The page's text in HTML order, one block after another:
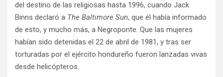
del destino de las religiosas hasta 1996, cuando Jack
Binns declaró a The Baltimore Sun, que él había informado
de esto, y mucho más, a Negroponte. Que las mujeres
habían sido detenidas el 22 de abril de 1981, y tras ser
torturadas por el ejército hondureño fueron lanzadas vivas
desde helicópteros.